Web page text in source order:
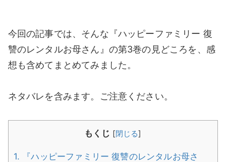
今回の記事では、そんな『ハッピーファミリー 復
讐のレンタルお母さん』の第3巻の見どころを、感
想も含めてまとめてみました。
ネタバレを含みます。ご注意ください。
もくじ [閉じる]
1. 『ハッピーファミリー 復讐のレンタルお母さ